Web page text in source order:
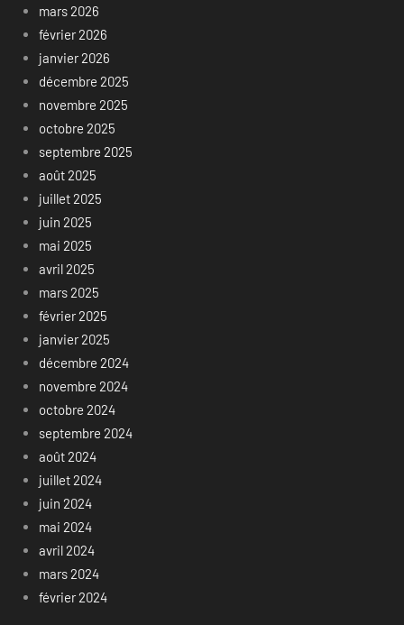
mars 2026
février 2026
janvier 2026
décembre 2025
novembre 2025
octobre 2025
septembre 2025
août 2025
juillet 2025
juin 2025
mai 2025
avril 2025
mars 2025
février 2025
janvier 2025
décembre 2024
novembre 2024
octobre 2024
septembre 2024
août 2024
juillet 2024
juin 2024
mai 2024
avril 2024
mars 2024
février 2024